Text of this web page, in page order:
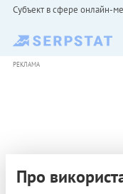
Субъект в сфере онлайн-
РЕКЛАМА
Про